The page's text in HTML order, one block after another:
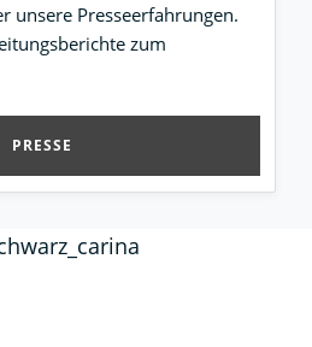
unsere Presseerfahrungen.
zum
PRESSE